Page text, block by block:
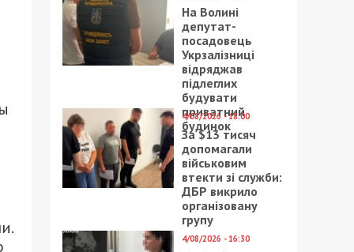
На Волині
депутат-
посадовець
Укрзалізниці
відряджав
підлеглих
будувати
приватний
будинок
4/08/2026 - 18:00
За $13 тисяч
допомагали
військовим
втекти зі служби:
ДБР викрило
організовану
групу
4/08/2026 - 16:30